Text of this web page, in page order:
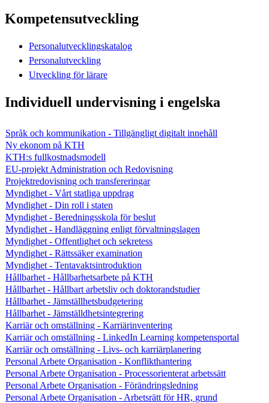
Kompetensutveckling
Personalutvecklingskatalog
Personalutveckling
Utveckling för lärare
Individuell undervisning i engelska
Språk och kommunikation - Tillgängligt digitalt innehåll
Ny ekonom på KTH
KTH:s fullkostnadsmodell
EU-projekt Administration och Redovisning
Projektredovisning och transfereringar
Myndighet - Vårt statliga uppdrag
Myndighet - Din roll i staten
Myndighet - Beredningsskola för beslut
Myndighet - Handläggning enligt förvaltningslagen
Myndighet - Offentlighet och sekretess
Myndighet - Rättssäker examination
Myndighet - Tentavaktsintroduktion
Hållbarhet - Hållbarhetsarbete på KTH
Hållbarhet - Hållbart arbetsliv och doktorandstudier
Hållbarhet - Jämställhetsbudgetering
Hållbarhet - Jämställdhetsintegrering
Karriär och omställning - Karriärinventering
Karriär och omställning - LinkedIn Learning kompetensportal
Karriär och omställning - Livs- och karriärplanering
Personal Arbete Organisation - Konflikthantering
Personal Arbete Organisation - Processorienterat arbetssätt
Personal Arbete Organisation - Förändringsledning
Personal Arbete Organisation - Arbetsrätt för HR, grund